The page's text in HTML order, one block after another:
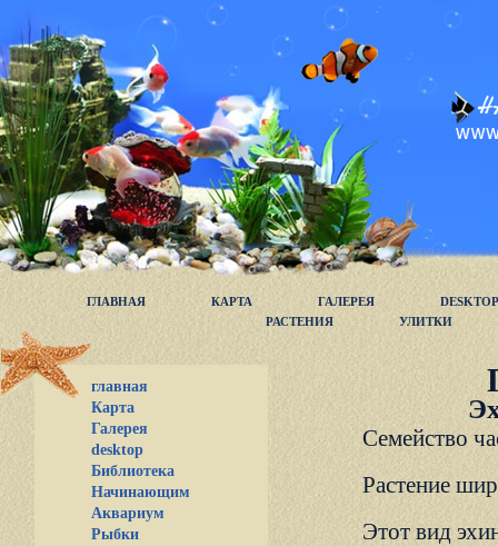
ГЛАВНАЯ КАРТА ГАЛЕРЕЯ
DESKTOP
РАСТЕНИЯ
УЛИТКИ
главная
Карта
Галерея
desktop
Библиотека
Начинающим
Аквариум
Рыбки
Семейство
Растение
Этот вид